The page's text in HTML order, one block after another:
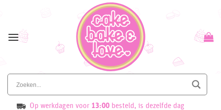
content
Op werkdagen voor 13:00 besteld, is dezelfde dag